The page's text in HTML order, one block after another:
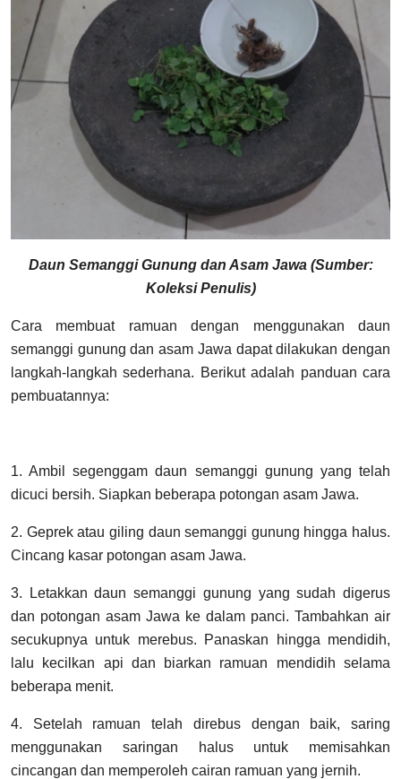
Daun Semanggi Gunung dan Asam Jawa (Sumber:
Koleksi Penulis)
Cara membuat ramuan dengan menggunakan daun
semanggi gunung dan asam Jawa dapat dilakukan dengan
langkah-langkah sederhana. Berikut adalah panduan cara
pembuatannya:
1. Ambil segenggam daun semanggi gunung yang telah
dicuci bersih. Siapkan beberapa potongan asam Jawa.
2. Geprek atau giling daun semanggi gunung hingga halus.
Cincang kasar potongan asam Jawa.
3. Letakkan daun semanggi gunung yang sudah digerus
dan potongan asam Jawa ke dalam panci. Tambahkan air
secukupnya untuk merebus. Panaskan hingga mendidih,
lalu kecilkan api dan biarkan ramuan mendidih selama
beberapa menit.
4. Setelah ramuan telah direbus dengan baik, saring
menggunakan saringan halus untuk memisahkan
cincangan dan memperoleh cairan ramuan yang jernih.